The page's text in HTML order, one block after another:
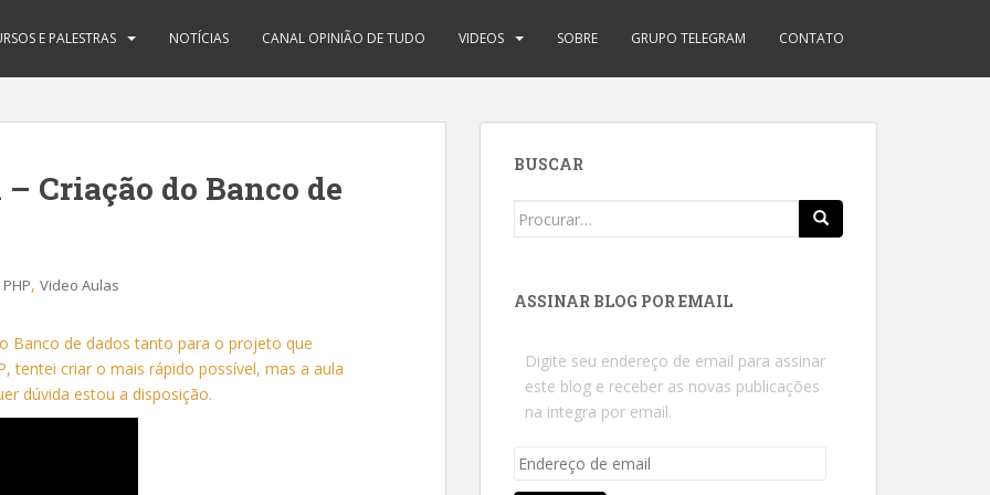
E PALESTRAS NOTÍCIAS CANAL OPINIÃO DE TUDO VIDEOS SOBRE GRUPO TELEGRAM CONTATO
Criação do Banco de
PHP, Video Aulas
Banco de dados tanto para o projeto que
tentei criar o mais rápido possível, mas a aula
dúvida estou a disposição.
BUSCAR
Search
ASSINAR BLOG POR EMAIL
Digite seu endereço de email para assinar
este blog e receber as novas publicações
na integra por email.
Endereço